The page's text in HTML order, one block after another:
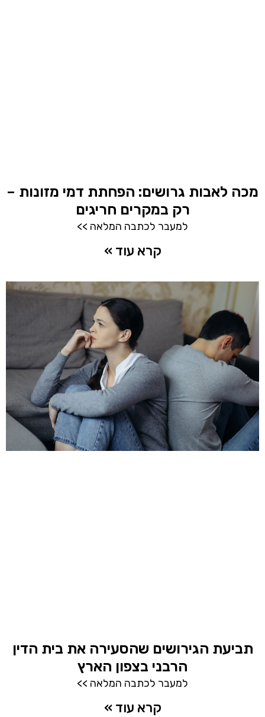
מכה לאבות גרושים: הפחתת דמי מזונות –
רק במקרים חריגים
למעבר לכתבה המלאה >>
קרא עוד »
תביעת הגירושים שהסעירה את בית הדין
הרבני בצפון הארץ
למעבר לכתבה המלאה >>
קרא עוד »